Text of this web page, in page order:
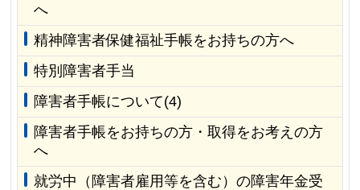
へ
精神障害者保健福祉手帳をお持ちの方へ
特別障害者手当
障害者手帳について(4)
障害者手帳をお持ちの方・取得をお考えの方
へ
就労中（障害者雇用等を含む）の障害年金受